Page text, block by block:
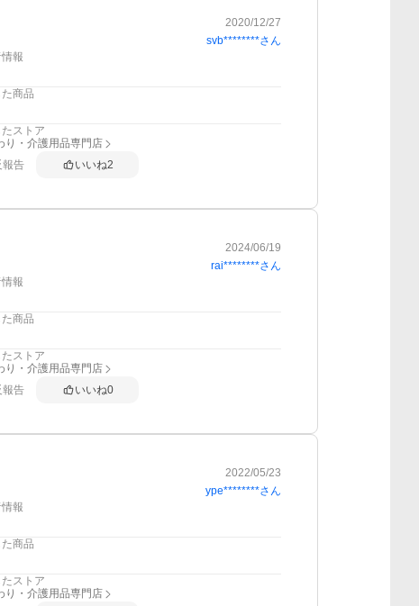
2020/12/27
svb********さん
報
商品
ストア
り・介護用品専門店
報告
いいね2
2024/06/19
rai********さん
報
商品
ストア
り・介護用品専門店
報告
いいね0
2022/05/23
ype********さん
報
商品
ストア
り・介護用品専門店